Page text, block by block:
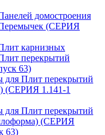
домостроения
(СЕРИЯ
карнизных
перекрытий
63)
для Плит перекрытий
(СЕРИЯ 1.141-1
для Плит перекрытий
(СЕРИЯ
63)